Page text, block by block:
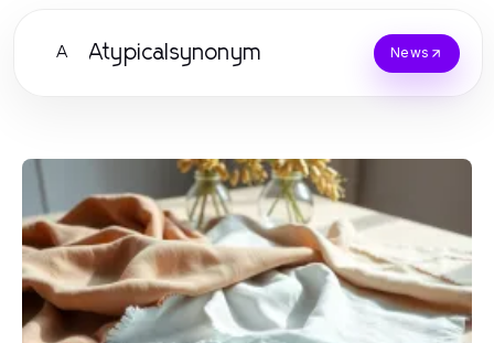
A Atypicalsynonym News